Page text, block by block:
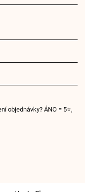
objednávky? ÁNO = 5⭐,